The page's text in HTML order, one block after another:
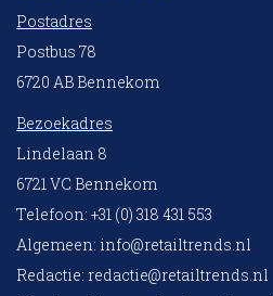
Postadres
Postbus 78
6720 AB Bennekom
Bezoekadres
Lindelaan 8
6721 VC Bennekom
Telefoon: +31 (0) 318 431 553
Algemeen: info@retailtrends.nl
Redactie: redactie@retailtrends.nl